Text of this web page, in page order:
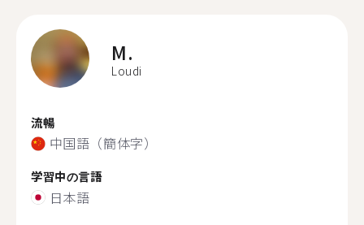
M.
Loudi
流暢
中国語（簡体字）
学習中の言語
日本語